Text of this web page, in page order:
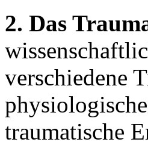
2. Das
verschiedene
traumatische